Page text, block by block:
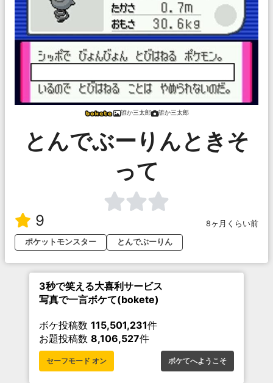
誰か三太郎 誰か三太郎
とんでぶーりんときそ
って
9
8ヶ月くらい前
ポケットモンスター
とんでぶーりん
3秒で笑える大喜利サービス
写真で一言ボケて(bokete)
ボケ投稿数 115,501,231件
お題投稿数 8,106,527件
セーフモード オン ボケてへようこそ